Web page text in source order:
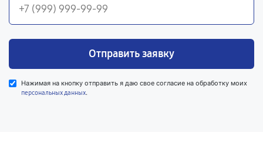
Отправить заявку
Нажимая на кнопку отправить я даю свое согласие на обработку моих
персональных данных.